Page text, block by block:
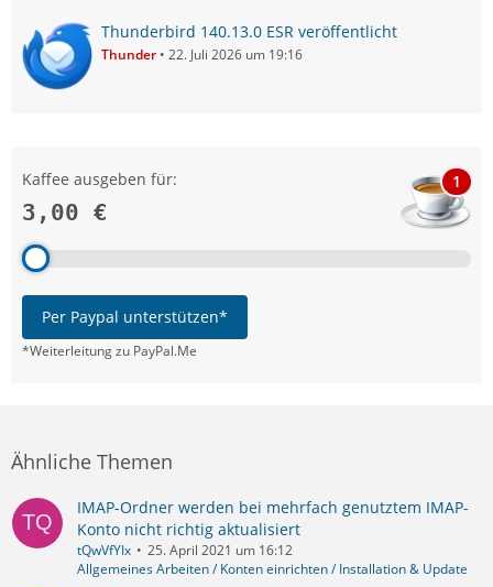
Thunderbird 140.13.0 ESR veröffentlicht
Thunder 22. Juli 2026 um 19:16
Kaffee ausgeben für:
3,00 €
1
Per Paypal unterstützen*
*Weiterleitung zu PayPal.Me
Ähnliche Themen
IMAP-Ordner werden bei mehrfach genutztem IMAP-
Konto nicht richtig aktualisiert
tQwVfYIx
25. April 2021 um 16:12
Allgemeines Arbeiten / Konten einrichten / Installation & Update